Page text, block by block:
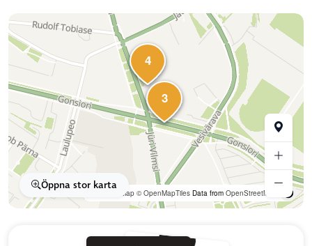
4
3
OpenFreeMap © OpenMapTiles Data from OpenStreetMap
Öppna stor karta